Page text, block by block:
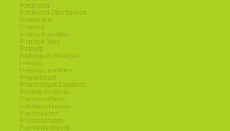
Forchheim
Forchheim-Oberfranken
Frankenthal
Frankfurt
Frankfurt-am-Main
Frankfurt-Main
Freiburg
Freiburg-im-Breisgau
Freising
Freising-Landkreis
Freudenstadt
Freudenstadt-Landkreis
Freyung-Grafenau
Friedberg-Bayern
Friedberg-Hessen
Friedrichsdorf
Friedrichshafen
Fuerstenfeldbruck